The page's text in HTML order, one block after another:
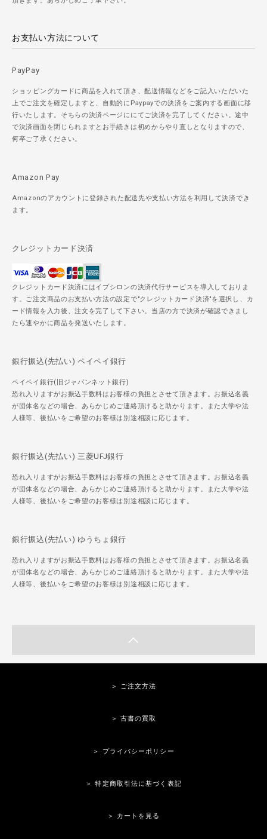
お支払い方法について
PayPay
ショッピングカードに商品を入れて頂き、配送情報などをご記入いただいた
上でご注文を確定しますと、自動的にPaypayでの決済をご案内する画面に移
行いたします。そちらの決済ページににてご決済を完了してください。途中
で決済画面を閉じられますとお手続きは初めからやり直しとなりますので、
何卒ご了承ください。
Amazon Pay
Amazonのアカウントに登録された配送先や支払い方法を利用して決済でき
ます。
クレジットカード決済
クレジットカード決済にはイプシロンの決済代行サービスを導入しておりま
す。ご注文商品のお支払い方法の設定で"クレジットカード決済"を選択し、カ
ード情報を入力後、注文を完了して下さい。当店の方で決済が確認できまし
たら速やかに商品を発送いたします。
銀行振込(先払い) ペイペイ銀行
ペイペイ銀行(旧ジャパンネット銀行)
恐れ入りますがお振込手数料はお客様の負担とさせて頂きます。お振込名義
が団体名などの場合、あらかじめご連絡頂けると助かります。また大学や法
人様等、後払いをご希望のお客様は別途相談に応じます。
銀行振込(先払い) 三菱UFJ銀行
恐れ入りますがお振込手数料はお客様の負担とさせて頂きます。お振込名義
が団体名などの場合、あらかじめご連絡頂けると助かります。また大学や法
人様等、後払いをご希望のお客様は別途相談に応じます。
銀行振込(先払い) ゆうちょ銀行
恐れ入りますがお振込手数料はお客様の負担とさせて頂きます。お振込名義
が団体名などの場合、あらかじめご連絡頂けると助かります。また大学や法
人様等、後払いをご希望のお客様は別途相談に応じます。
＞ ご注文方法
＞ 古書の買取
＞ プライバシーポリシー
＞ 特定商取引法に基づく表記
＞ カートを見る